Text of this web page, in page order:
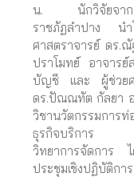
น. นักวิจัยจากม
ราชภัฏลำปาง น
ศาสตราจารย์ ดร.
ปราโมทย์ อาจารย์
บัญชี และ ผู้ช่วยศ
ดร.ปัณณทัต กัลยา
วิชานวัตกรรมการท่
ธุรกิจบริการ
วิทยาการจัดการ ไ
ประชุมเชิงปฏิบัติก